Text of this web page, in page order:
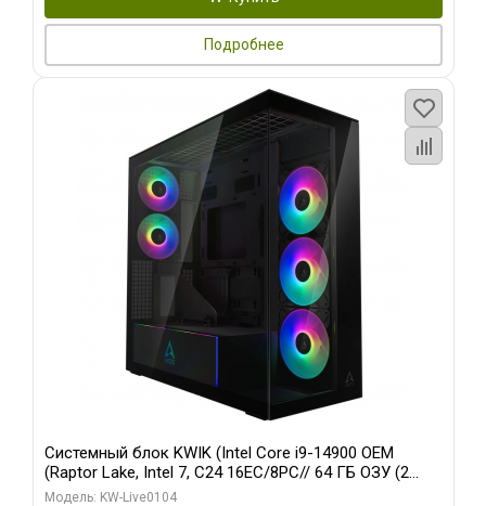
Подробнее
Системный блок KWIK (Intel Core i9-14900 OEM
(Raptor Lake, Intel 7, C24 16EC/8PC// 64 ГБ ОЗУ (2
модуля)/ Afox RTX4090 24GB GDDR6X 384-Bit 3xDP
Модель: KW-Live0104